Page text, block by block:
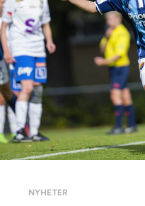
NYHETER